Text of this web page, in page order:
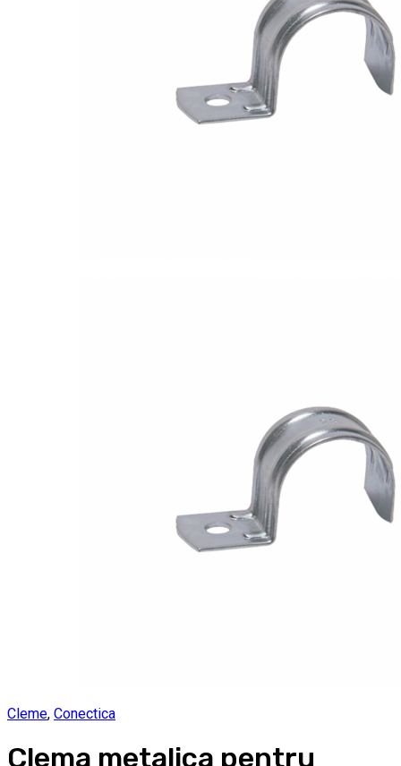
Cleme, Conectica
Clema metalica pentru